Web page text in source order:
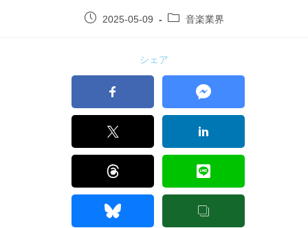
2025-05-09 音楽業界
シェア